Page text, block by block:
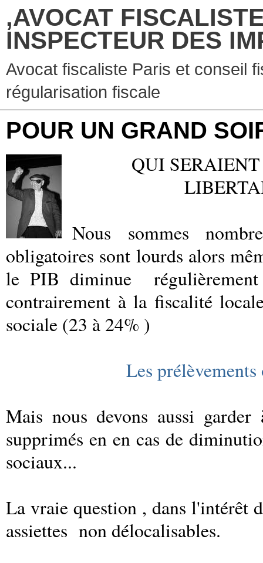
,AVOCAT
INSPECTEUR DES
Avocat fiscaliste Paris et conseil
régularisation fiscale
POUR UN GRAND
QUI
Nous sommes
obligatoires sont lourds alors
le PIB diminue
régulièrement
contrairement à la fiscalité
sociale (23 à 24% )
Les
Mais nous devons aussi
supprimés en en cas de
sociaux...
La vraie question , dans l'intérêt
assiettes non délocalisables.